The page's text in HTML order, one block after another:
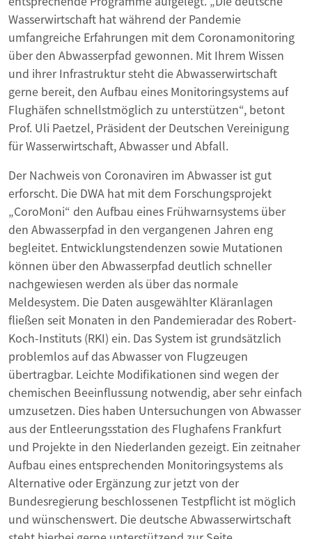
Wasserwirtschaft hat während der Pandemie
umfangreiche Erfahrungen mit dem Coronamonitoring
über den Abwasserpfad gewonnen. Mit Ihrem Wissen
und ihrer Infrastruktur steht die Abwasserwirtschaft
gerne bereit, den Aufbau eines Monitoringsystems auf
Flughäfen schnellstmöglich zu unterstützen“, betont
Prof. Uli Paetzel, Präsident der Deutschen Vereinigung
für Wasserwirtschaft, Abwasser und Abfall.
Der Nachweis von Coronaviren im Abwasser ist gut
erforscht. Die DWA hat mit dem Forschungsprojekt
„CoroMoni“ den Aufbau eines Frühwarnsystems über
den Abwasserpfad in den vergangenen Jahren eng
begleitet. Entwicklungstendenzen sowie Mutationen
können über den Abwasserpfad deutlich schneller
nachgewiesen werden als über das normale
Meldesystem. Die Daten ausgewählter Kläranlagen
fließen seit Monaten in den Pandemieradar des Robert-
Koch-Instituts (RKI) ein. Das System ist grundsätzlich
problemlos auf das Abwasser von Flugzeugen
übertragbar. Leichte Modifikationen sind wegen der
chemischen Beeinflussung notwendig, aber sehr einfach
umzusetzen. Dies haben Untersuchungen von Abwasser
aus der Entleerungsstation des Flughafens Frankfurt
und Projekte in den Niederlanden gezeigt. Ein zeitnaher
Aufbau eines entsprechenden Monitoringsystems als
Alternative oder Ergänzung zur jetzt von der
Bundesregierung beschlossenen Testpflicht ist möglich
und wünschenswert. Die deutsche Abwasserwirtschaft